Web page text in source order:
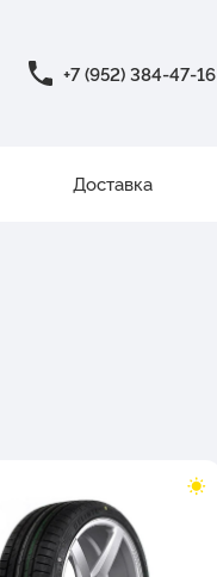
+7 (952) 384-47-16
Доставка